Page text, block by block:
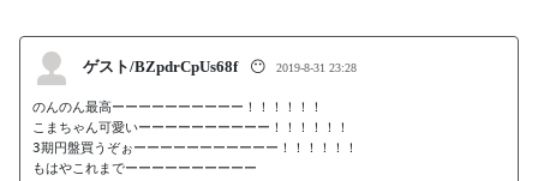
ゲスト/BZpdrCpUs68f 😶 2019-8-31 23:28
のんのん最高ーーーーーーーーーー！！！！！！
こまちゃん可愛いーーーーーーーーーー！！！！！！
3期円盤買うぞぉーーーーーーーーーーー！！！！！！
もはやこれまでーーーーーーーーーー